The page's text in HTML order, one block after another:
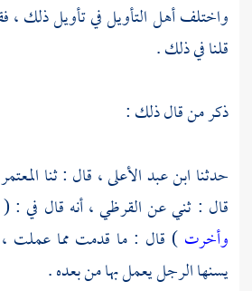
واختلف أهل التأويل في تأويل ذلك ،
قلنا في ذلك .
ذكر من قال ذلك :
حدثنا ابن عبد الأعلى ، قال : ثنا
قال : ثني عنالقرظي ،أنه قال في :
وأخرت) قال : ما قدمت مما عملت ،
يسنها الرجل يعمل بها من بعده .